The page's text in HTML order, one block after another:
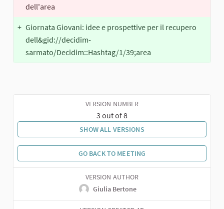
dell'area
+ Giornata Giovani: idee e prospettive per il recupero
dell&gid://decidim-
sarmato/Decidim::Hashtag/1/39;area
VERSION NUMBER
3 out of 8
SHOW ALL VERSIONS
GO BACK TO MEETING
VERSION AUTHOR
Giulia Bertone